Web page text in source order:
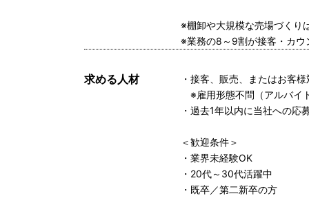
※棚卸や大規模な売場づくり
※業務の8～9割が接客・カウ
求める人材
・接客、販売、またはお客
※雇用形態不問（アルバイ
・過去1年以内に当社への応
＜歓迎条件＞
・業界未経験OK
・20代～30代活躍中
・既卒／第二新卒の方